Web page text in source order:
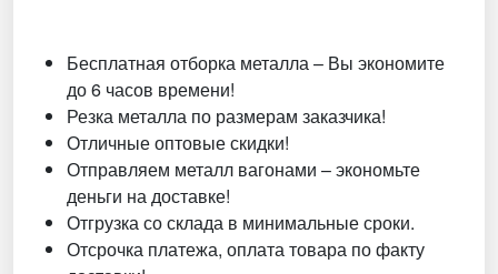
Бесплатная отборка металла – Вы экономите
до 6 часов времени!
Резка металла по размерам заказчика!
Отличные оптовые скидки!
Отправляем металл вагонами – экономьте
деньги на доставке!
Отгрузка со склада в минимальные сроки.
Отсрочка платежа, оплата товара по факту